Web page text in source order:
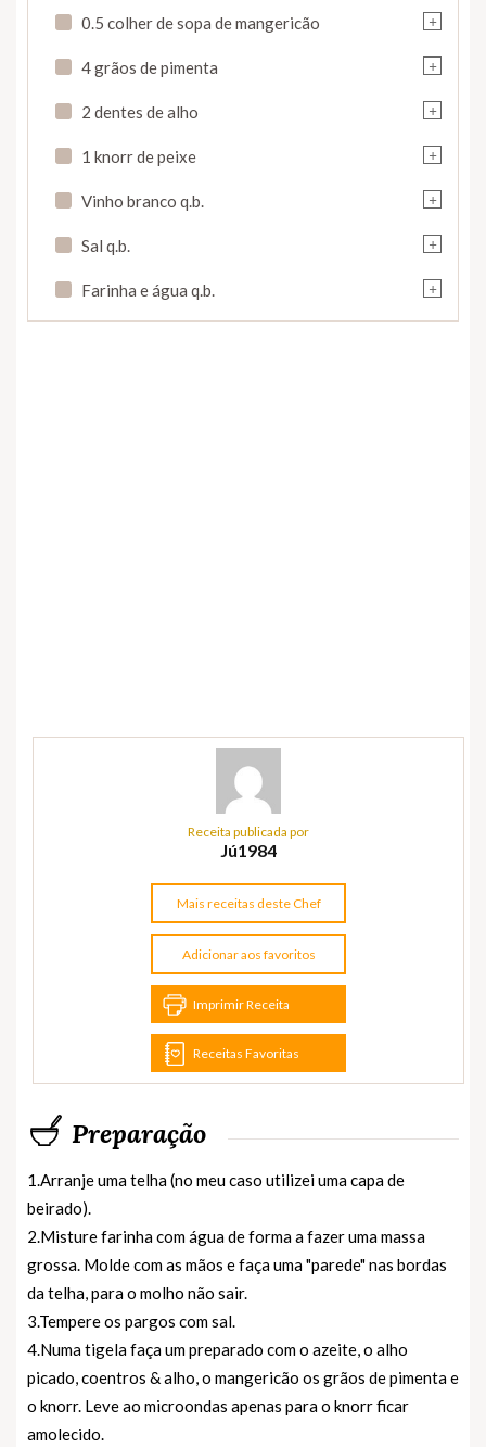
+
0.5 colher de sopa de mangericão
+
4 grãos de pimenta
+
2 dentes de alho
+
1 knorr de peixe
+
Vinho branco q.b.
+
Sal q.b.
+
Farinha e água q.b.
Receita publicada por
Jú1984
Mais receitas deste Chef
Adicionar aos favoritos
Imprimir Receita
Receitas Favoritas
Preparação
1.Arranje uma telha (no meu caso utilizei uma capa de
beirado).
2.Misture farinha com água de forma a fazer uma massa
grossa. Molde com as mãos e faça uma "parede" nas bordas
da telha, para o molho não sair.
3.Tempere os pargos com sal.
4.Numa tigela faça um preparado com o azeite, o alho
picado, coentros & alho, o mangericão os grãos de pimenta e
o knorr. Leve ao microondas apenas para o knorr ficar
amolecido.